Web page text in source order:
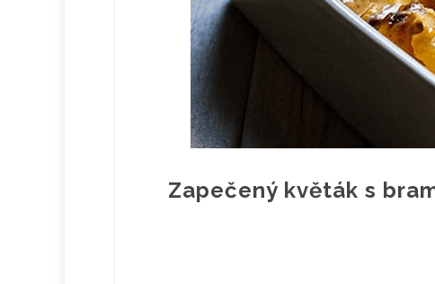
Zapečený květák s